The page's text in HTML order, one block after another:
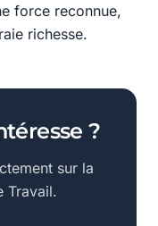
force reconnue,
richesse.
?
sur la
Travail.